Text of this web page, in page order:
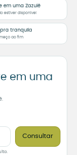
em uma Zazulê
estiver disponível
tranquila
ao fim
em uma
Consultar